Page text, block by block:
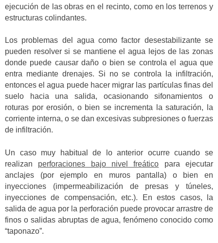
ejecución de las obras en el recinto, como en los terrenos y
estructuras colindantes.
Los problemas del agua como factor desestabilizante se
pueden resolver si se mantiene el agua lejos de las zonas
donde puede causar daño o bien se controla el agua que
entra mediante drenajes. Si no se controla la infiltración,
entonces el agua puede hacer migrar las partículas finas del
suelo hacia una salida, ocasionando sifonamientos o
roturas por erosión, o bien se incrementa la saturación, la
corriente interna, o se dan excesivas subpresiones o fuerzas
de infiltración.
Un caso muy habitual de lo anterior ocurre cuando se
realizan perforaciones bajo nivel freático para ejecutar
anclajes (por ejemplo en muros pantalla) o bien en
inyecciones (impermeabilización de presas y túneles,
inyecciones de compensación, etc.). En estos casos, la
salida de agua por la perforación puede provocar arrastre de
finos o salidas abruptas de agua, fenómeno conocido como
“taponazo”.